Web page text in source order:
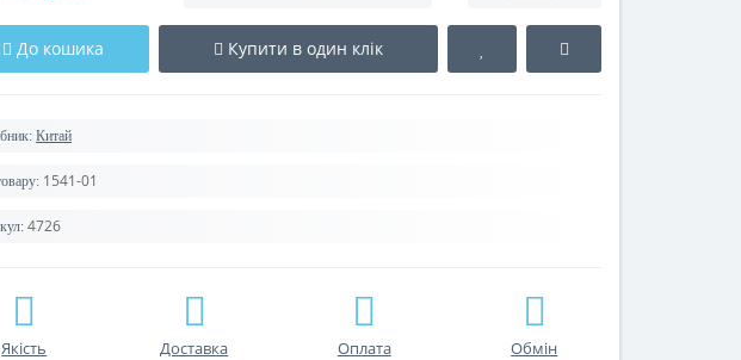
До кошика Купити в один клік
Китай
1541-01
4726
Якість Доставка Оплата Обмін